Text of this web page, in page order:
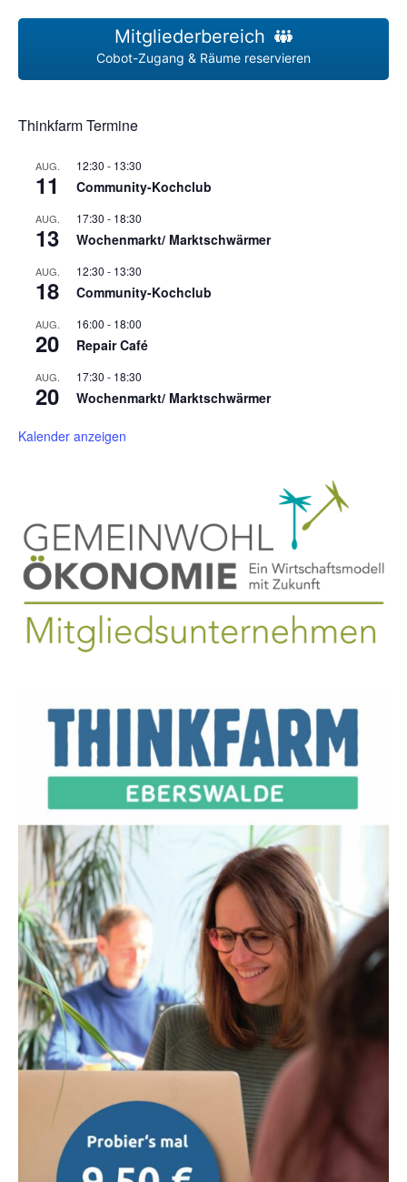
Mitgliederbereich
Cobot-Zugang & Räume reservieren
Thinkfarm Termine
AUG.
11
12:30 - 13:30
Community-Kochclub
AUG.
13
17:30 - 18:30
Wochenmarkt/ Marktschwärmer
AUG.
18
12:30 - 13:30
Community-Kochclub
AUG.
20
16:00 - 18:00
Repair Café
AUG.
20
17:30 - 18:30
Wochenmarkt/ Marktschwärmer
Kalender anzeigen